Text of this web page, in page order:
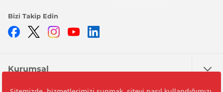
Bizi Takip Edin
Facebook
TwitterInstagramYouTube
Kurumsal